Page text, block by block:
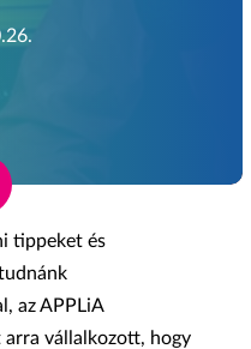
tippeket és
az APPLiA
arra vállalkozott, hogy